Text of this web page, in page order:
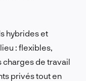
hybrides et
: flexibles,
charges de travail
privés tout en